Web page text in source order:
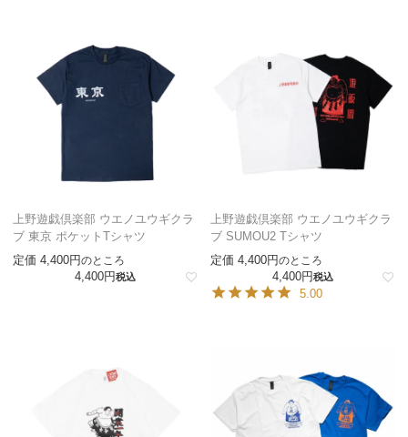
上野遊戯倶楽部 ウエノユウギクラ
ブ 東京 ポケットTシャツ
定価 4,400 のところ
4,400 税込
上野遊戯倶楽部 ウエノユウギクラ
ブ SUMOU2 Tシャツ
定価 4,400 のところ
4,400 税込
5.00